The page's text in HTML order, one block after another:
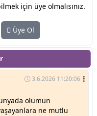
için üye olmalısınız.
Üye Ol
3.6.2026 11:20:06
ölümün
ne mutlu